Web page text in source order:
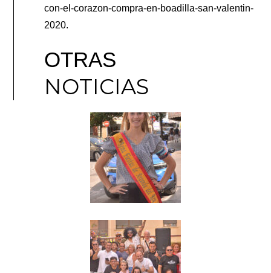
con-el-corazon-compra-en-boadilla-san-valentin-
2020.
OTRAS
NOTICIAS